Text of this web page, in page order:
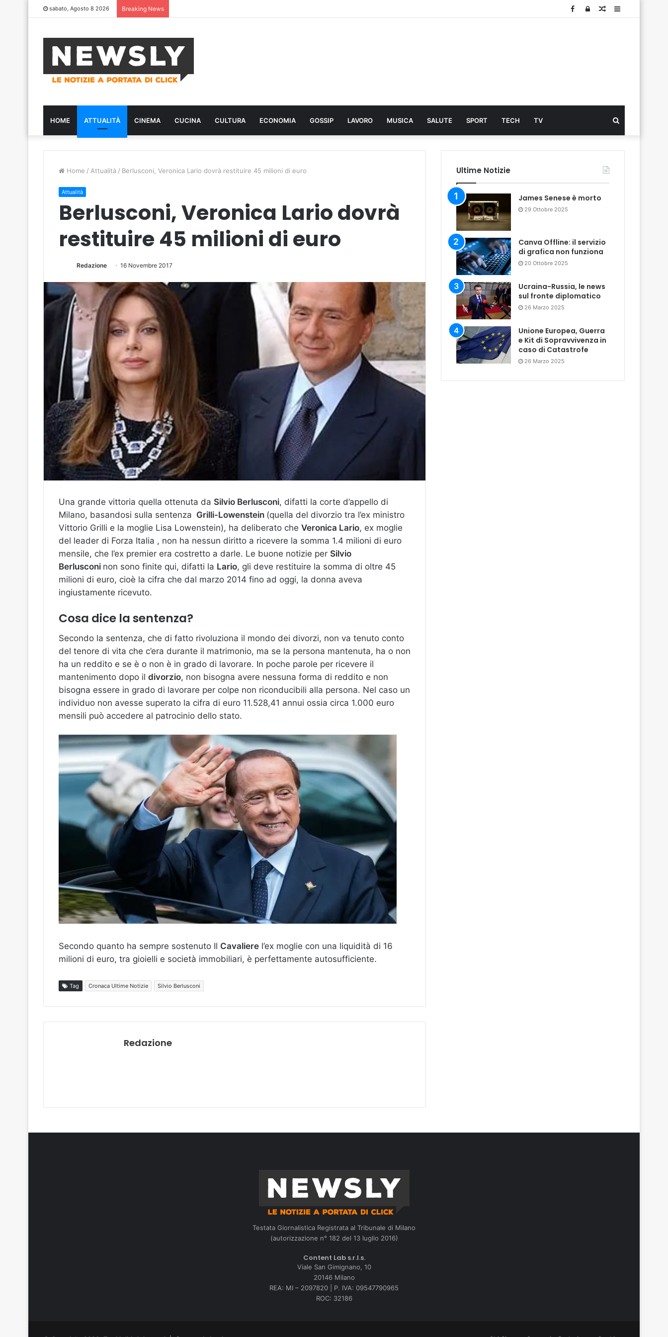
sabato, Agosto 8 2026 Breaking News Sidebar
Articolo
Log
Facebook
HOME ATTUALITÀ CINEMA CUCINA CULTURA ECONOMIA GOSSIP LAVORO MUSICA SALUTE SPORT TECH TV
...
Home / Attualità / Berlusconi, Veronica Lario dovrà restituire 45 milioni di euro
Attualità
Berlusconi, Veronica Lario dovrà
restituire 45 milioni di euro
Redazione 16 Novembre 2017
Una grande vittoria quella ottenuta da Silvio Berlusconi, difatti la corte d’appello di
Milano, basandosi sulla sentenza Grilli-Lowenstein (quella del divorzio tra l’ex ministro
Vittorio Grilli e la moglie Lisa Lowenstein), ha deliberato che Veronica Lario, ex moglie
del leader di Forza Italia , non ha nessun diritto a ricevere la somma 1.4 milioni di euro
mensile, che l’ex premier era costretto a darle. Le buone notizie per Silvio
Berlusconi non sono finite qui, difatti la Lario, gli deve restituire la somma di oltre 45
milioni di euro, cioè la cifra che dal marzo 2014 fino ad oggi, la donna aveva
ingiustamente ricevuto.
Cosa dice la sentenza?
Secondo la sentenza, che di fatto rivoluziona il mondo dei divorzi, non va tenuto conto
del tenore di vita che c’era durante il matrimonio, ma se la persona mantenuta, ha o non
ha un reddito e se è o non è in grado di lavorare. In poche parole per ricevere il
mantenimento dopo il divorzio, non bisogna avere nessuna forma di reddito e non
bisogna essere in grado di lavorare per colpe non riconducibili alla persona. Nel caso un
individuo non avesse superato la cifra di euro 11.528,41 annui ossia circa 1.000 euro
mensili può accedere al patrocinio dello stato.
Secondo quanto ha sempre sostenuto Il Cavaliere l’ex moglie con una liquidità di 16
milioni di euro, tra gioielli e società immobiliari, è perfettamente autosufficiente.
Tag Cronaca Ultime Notizie Silvio Berlusconi
Redazione
Ultime Notizie
James Senese è morto
29 Ottobre 2025
Canva Offline: il servizio
di grafica non funziona
20 Ottobre 2025
Ucraina-Russia, le news
sul fronte diplomatico
26 Marzo 2025
Unione Europea, Guerra
e Kit di Sopravvivenza in
caso di Catastrofe
26 Marzo 2025
Testata Giornalistica Registrata al Tribunale di Milano
(autorizzazione n° 182 del 13 luglio 2016)
Content Lab s.r.l.s.
Viale San Gimignano, 10
20146 Milano
REA: MI – 2097820 | P. IVA: 09547790965
ROC: 32186